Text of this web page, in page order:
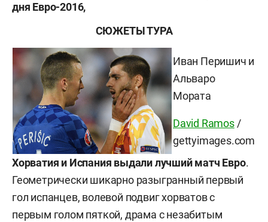
дня Евро-2016,
СЮЖЕТЫ ТУРА
Иван Перишич и
Альваро
Мората
David Ramos/
gettyimages.com
Хорватия и Испания выдали лучший матч Евро.
Геометрически шикарно разыгранный первый
гол испанцев, волевой подвиг хорватов с
первым голом пяткой, драма с незабитым